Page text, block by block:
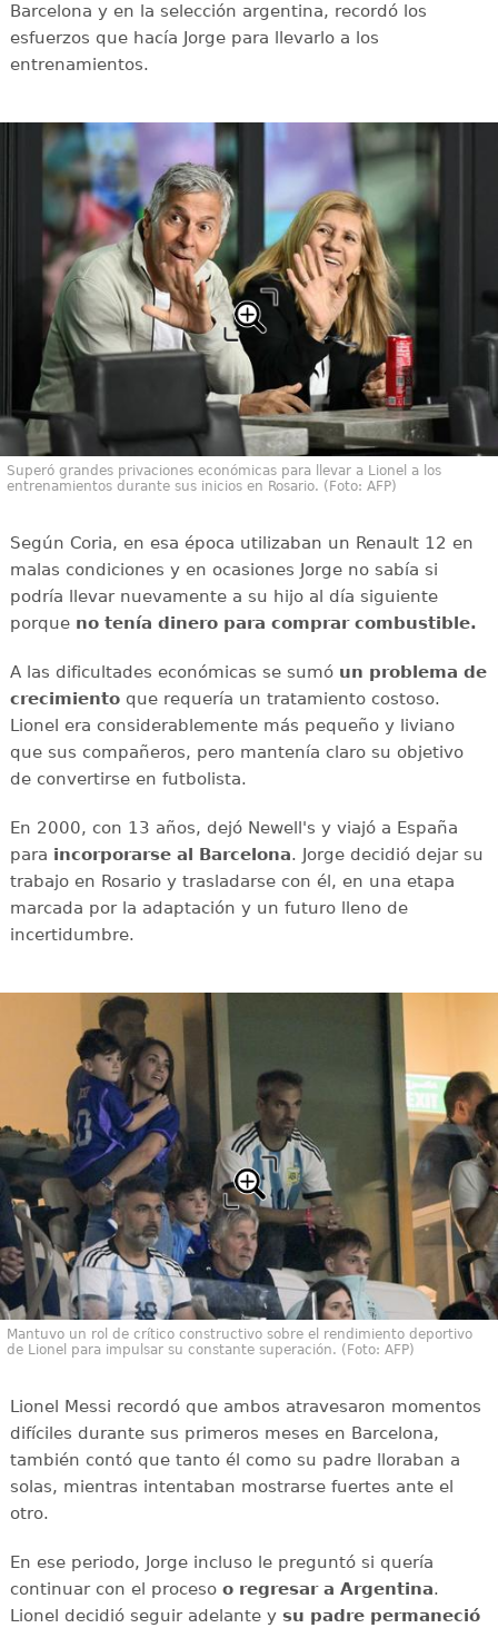
Barcelona y en la selección argentina, recordó los
esfuerzos que hacía Jorge para llevarlo a los
entrenamientos.
Superó grandes privaciones económicas para llevar a Lionel a los
entrenamientos durante sus inicios en Rosario. (Foto: AFP)
Según Coria, en esa época utilizaban un Renault 12 en
malas condiciones y en ocasiones Jorge no sabía si
podría llevar nuevamente a su hijo al día siguiente
porque no tenía dinero para comprar combustible.
A las dificultades económicas se sumó un problema de
crecimientoque requería un tratamiento costoso.
Lionel era considerablemente más pequeño y liviano
que sus compañeros, pero mantenía claro su objetivo
de convertirse en futbolista.
En 2000, con 13 años, dejó Newell's y viajó a España
para incorporarse al Barcelona. Jorge decidió dejar su
trabajo en Rosario y trasladarse con él, en una etapa
marcada por la adaptación y un futuro lleno de
incertidumbre.
Mantuvo un rol de crítico constructivo sobre el rendimiento deportivo
de Lionel para impulsar su constante superación. (Foto: AFP)
Lionel Messi recordó que ambos atravesaron momentos
difíciles durante sus primeros meses en Barcelona,
también contó que tanto él como su padre lloraban a
solas, mientras intentaban mostrarse fuertes ante el
otro.
En ese periodo, Jorge incluso le preguntó si quería
continuar con el proceso o regresar a Argentina.
Lionel decidió seguir adelante y su padre permaneció